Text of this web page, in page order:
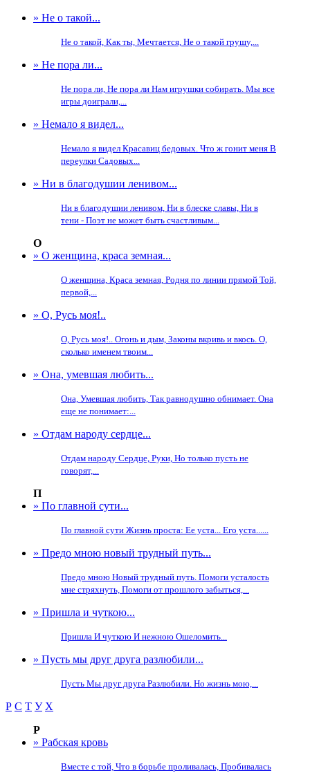
» Не о такой...
Не о такой, Как ты, Мечтается, Не о такой грущу,...
» Не пора ли...
Не пора ли, Не пора ли Нам игрушки собирать. Мы все
игры доиграли,...
» Немало я видел...
Немало я видел Красавиц бедовых. Что ж гонит меня В
переулки Садовых...
» Ни в благодушии ленивом...
Ни в благодушии ленивом, Ни в блеске славы, Ни в
тени - Поэт не может быть счастливым...
О
» О женщина, краса земная...
О женщина, Краса земная, Родня по линии прямой Той,
первой,...
» О, Русь моя!..
О, Русь моя!.. Огонь и дым, Законы вкривь и вкось. О,
сколько именем твоим...
» Она, умевшая любить...
Она, Умевшая любить, Так равнодушно обнимает. Она
еще не понимает:...
» Отдам народу сердце...
Отдам народу Сердце, Руки, Но только пусть не
говорят,...
П
» По главной сути...
По главной сути Жизнь проста: Ее уста... Его уста......
» Предо мною новый трудный путь...
Предо мною Новый трудный путь. Помоги усталость
мне стряхнуть, Помоги от прошлого забыться,...
» Пришла и чуткою...
Пришла И чуткою И нежною Ошеломить...
» Пусть мы друг друга разлюбили...
Пусть Мы друг друга Разлюбили. Но жизнь мою,...
Р С Т У Х
Р
» Рабская кровь
Вместе с той, Что в борьбе проливалась, Пробивалась